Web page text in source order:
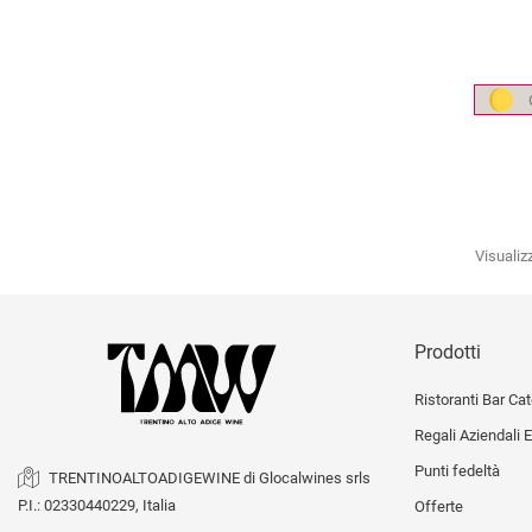
TRENTINOALTOADIGEWINE di Glocalwines srls
P.I.: 02330440229, Italia
Prodotti
Ristoranti Bar
Regali Aziendali
Punti fedeltà
Offerte